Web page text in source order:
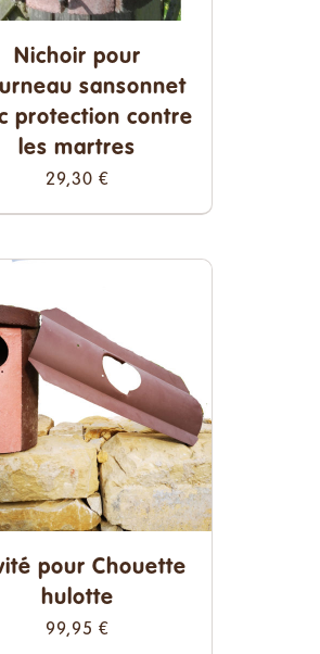
Nichoir pour
sansonnet
protection contre
les martres
29,30 €
pour Chouette
hulotte
99,95 €